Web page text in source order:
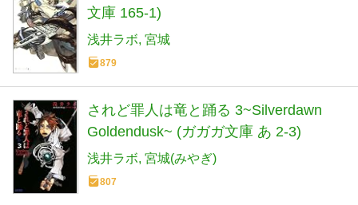
文庫 165-1)
浅井ラボ 宮城
879
されど罪人は竜と踊る 3~Silverdawn
Goldendusk~ (ガガガ文庫 あ 2-3)
浅井ラボ 宮城(みやぎ)
807